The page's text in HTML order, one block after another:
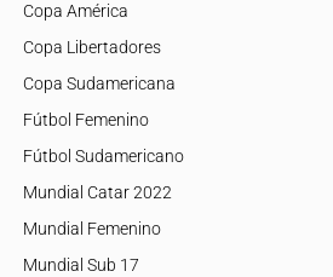
Copa América
Copa Libertadores
Copa Sudamericana
Fútbol Femenino
Fútbol Sudamericano
Mundial Catar 2022
Mundial Femenino
Mundial Sub 17